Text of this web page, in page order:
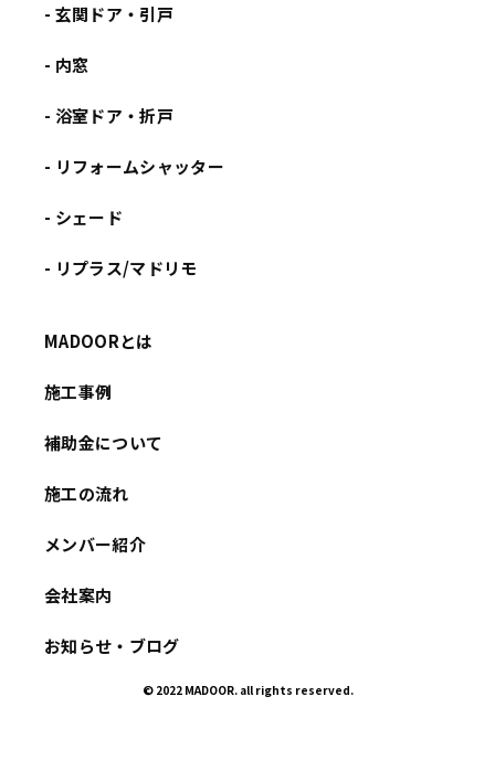
- 玄関ドア・引戸
- 内窓
- 浴室ドア・折戸
- リフォームシャッター
- シェード
- リプラス/マドリモ
MADOORとは
施工事例
補助金について
施工の流れ
メンバー紹介
会社案内
お知らせ・ブログ
© 2022 MADOOR. all rights reserved.